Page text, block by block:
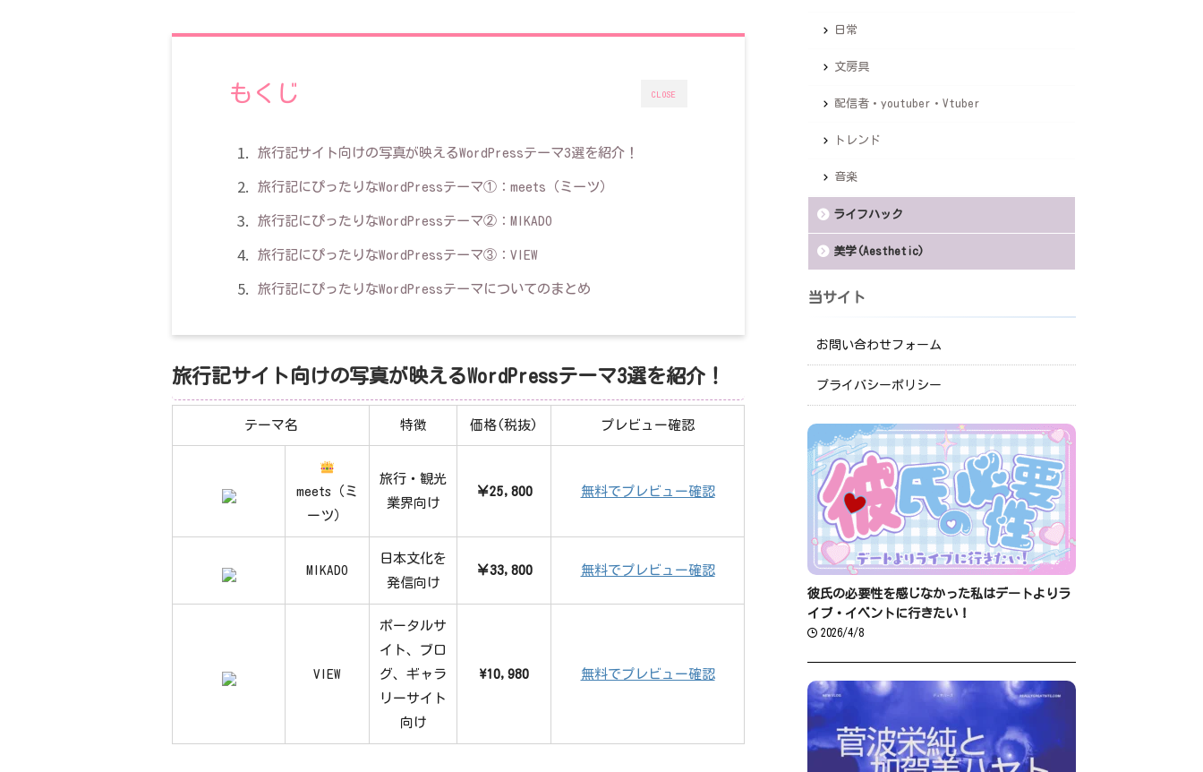
CLOSE
もくじ
旅行記サイト向けの写真が映えるWordPressテーマ3選を紹介！
旅行記にぴったりなWordPressテーマ①：meets（ミーツ）
旅行記にぴったりなWordPressテーマ②：MIKADO
旅行記にぴったりなWordPressテーマ③：VIEW
旅行記にぴったりなWordPressテーマについてのまとめ
旅行記サイト向けの写真が映えるWordPressテーマ3選を紹介！
テーマ名 特徴 価格(税抜) プレビュー確認
meets（ミ
ーツ）
旅行・観光
業界向け
￥25,800 無料でプレビュー確認
MIKADO
日本文化を
発信向け
￥33,800 無料でプレビュー確認
VIEW
ポータルサ
イト、ブロ
グ、ギャラ
リーサイト
向け
\10,980 無料でプレビュー確認
日常
文房具
配信者・youtuber・Vtuber
トレンド
音楽
ライフハック
美学(Aesthetic)
当サイト
お問い合わせフォーム
プライバシーポリシー
彼氏の必要性を感じなかった私はデートよりラ
イブ・イベントに行きたい！
2026/4/8